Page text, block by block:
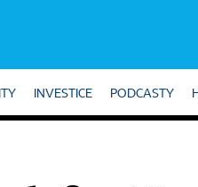
INVESTICE PODCASTY